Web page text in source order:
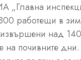
„Главна
работещи в
над
почивните